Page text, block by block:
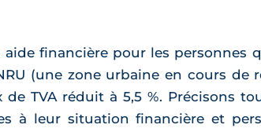
financière pour les personnes
(une zone urbaine en cours de
TVA réduit à 5,5 %. Précisons
à leur situation financière et